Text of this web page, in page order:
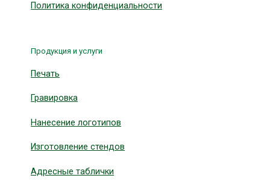
Политика конфиденциальности
Продукция и услуги
Печать
Гравировка
Нанесение логотипов
Изготовление стендов
Адресные таблички